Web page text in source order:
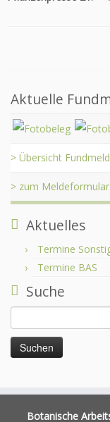
Aktuelle
> Übersicht
> zum Meldeformular
Aktuelles
Termine
Termine BAS
Suche
Suchen
nach:
Botanische